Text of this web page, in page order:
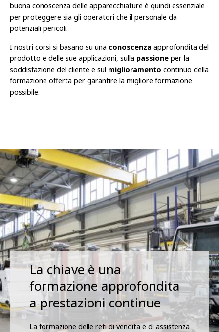
buona conoscenza delle apparecchiature è quindi essenziale
per proteggere sia gli operatori che il personale da
potenziali pericoli.
I nostri corsi si basano su una conoscenza approfondita del
prodotto e delle sue applicazioni, sulla passione per la
soddisfazione del cliente e sul miglioramento continuo della
formazione offerta per garantire la migliore formazione
possibile.
La chiave è una
formazione approfondita
a prestazioni continue
La formazione delle reti di vendita e di assistenza